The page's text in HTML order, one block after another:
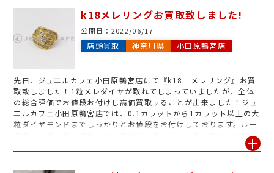
す。大きさはもちろん大切ですが、輝きや色、透明度なども大切に
なってきます。4Cとはダイヤモンドの品質等を評価する基準として
4Cという要素があり、カラーカラットクラリティカットの各要素の
頭文字にCが付くことから「4C」と呼ばれています。ダイヤモンド
のお買取でしたら新品はもちろん古いお品物や汚れているお品物ど
備しております。お買い物ついでにご来店下さるお客様も多くいら
っしゃいます!店員は女性スタッフなので話しやすく入りやすいで
す。ぜひお気軽にジュエルカフェ小田原鴨宮店をご利用下さいま
せ!!
k18メレリングお買取致しました!
公開日： 2022/06/17
店頭買取 神奈川県 小田原鴨宮店
先日、ジュエルカフェ小田原鴨宮店にて『k18 メレリング』お買
取致しました！1粒メレダイヤが取れてしまっていましたが、全体
の総合評価でお値段お付けし高価買取することが出来ました！ジュ
エルカフェ小田原鴨宮店では、0.1カラットから1カラット以上の大
粒ダイヤモンドまでしっかりとお値段をお付けしております。ルー
スのみ・古いダイヤモンド・欠けてしまっているダイヤモンドのお
買取も行っておりますので、気になるお品物御座いましたら、是非
お品物でもお買取可能ですが、鑑定書と一緒にご持参頂ければダイ